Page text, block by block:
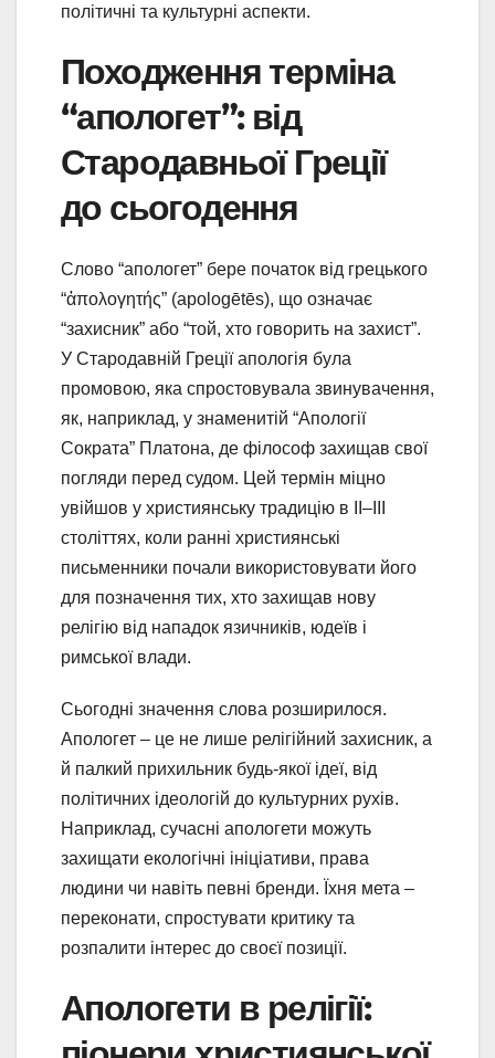
політичні та культурні аспекти.
Походження терміна
“апологет”: від
Стародавньої Греції
до сьогодення
Слово “апологет” бере початок від грецького
“ἀπολογητής” (apologētēs), що означає
“захисник” або “той, хто говорить на захист”.
У Стародавній Греції апологія була
промовою, яка спростовувала звинувачення,
як, наприклад, у знаменитій “Апології
Сократа” Платона, де філософ захищав свої
погляди перед судом. Цей термін міцно
увійшов у християнську традицію в II–III
століттях, коли ранні християнські
письменники почали використовувати його
для позначення тих, хто захищав нову
релігію від нападок язичників, юдеїв і
римської влади.
Сьогодні значення слова розширилося.
Апологет – це не лише релігійний захисник, а
й палкий прихильник будь-якої ідеї, від
політичних ідеологій до культурних рухів.
Наприклад, сучасні апологети можуть
захищати екологічні ініціативи, права
людини чи навіть певні бренди. Їхня мета –
переконати, спростувати критику та
розпалити інтерес до своєї позиції.
Апологети в релігії: